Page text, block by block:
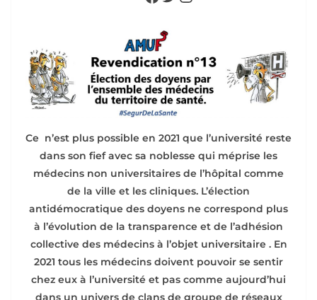
Ce n’est plus possible en 2021 que l’université reste
dans son fief avec sa noblesse qui méprise les
médecins non universitaires de l’hôpital comme
de la ville et les cliniques. L’élection
antidémocratique des doyens ne correspond plus
à l’évolution de la transparence et de l’adhésion
collective des médecins à l’objet universitaire . En
2021 tous les médecins doivent pouvoir se sentir
chez eux à l’université et pas comme aujourd’hui
dans un univers de clans de groupe de réseaux